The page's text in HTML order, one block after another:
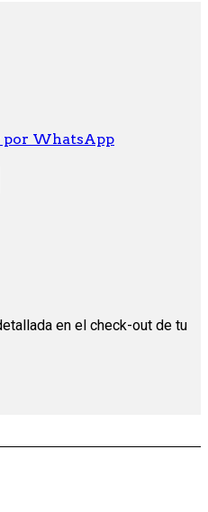
por WhatsApp
en el check-out de tu